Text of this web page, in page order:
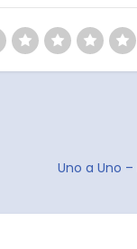
Uno a Uno –